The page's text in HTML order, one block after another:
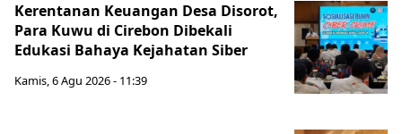
Kerentanan Keuangan Desa Disorot,
Para Kuwu di Cirebon Dibekali
Edukasi Bahaya Kejahatan Siber
Kamis, 6 Agu 2026 - 11:39